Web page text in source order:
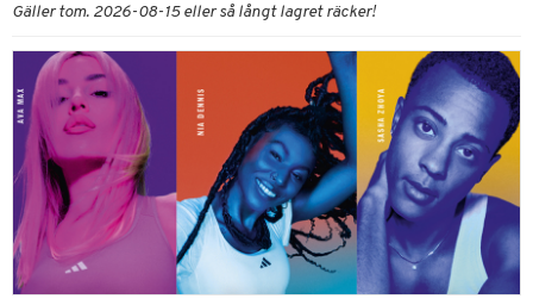
Gäller tom. 2026-08-15 eller så långt lagret räcker!